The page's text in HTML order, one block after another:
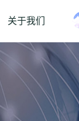
关于我们